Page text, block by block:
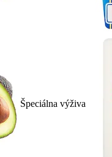
Špeciálna výživa